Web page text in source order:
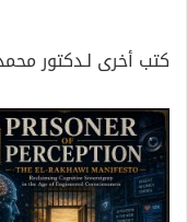
كتب أخرى لـدكتور